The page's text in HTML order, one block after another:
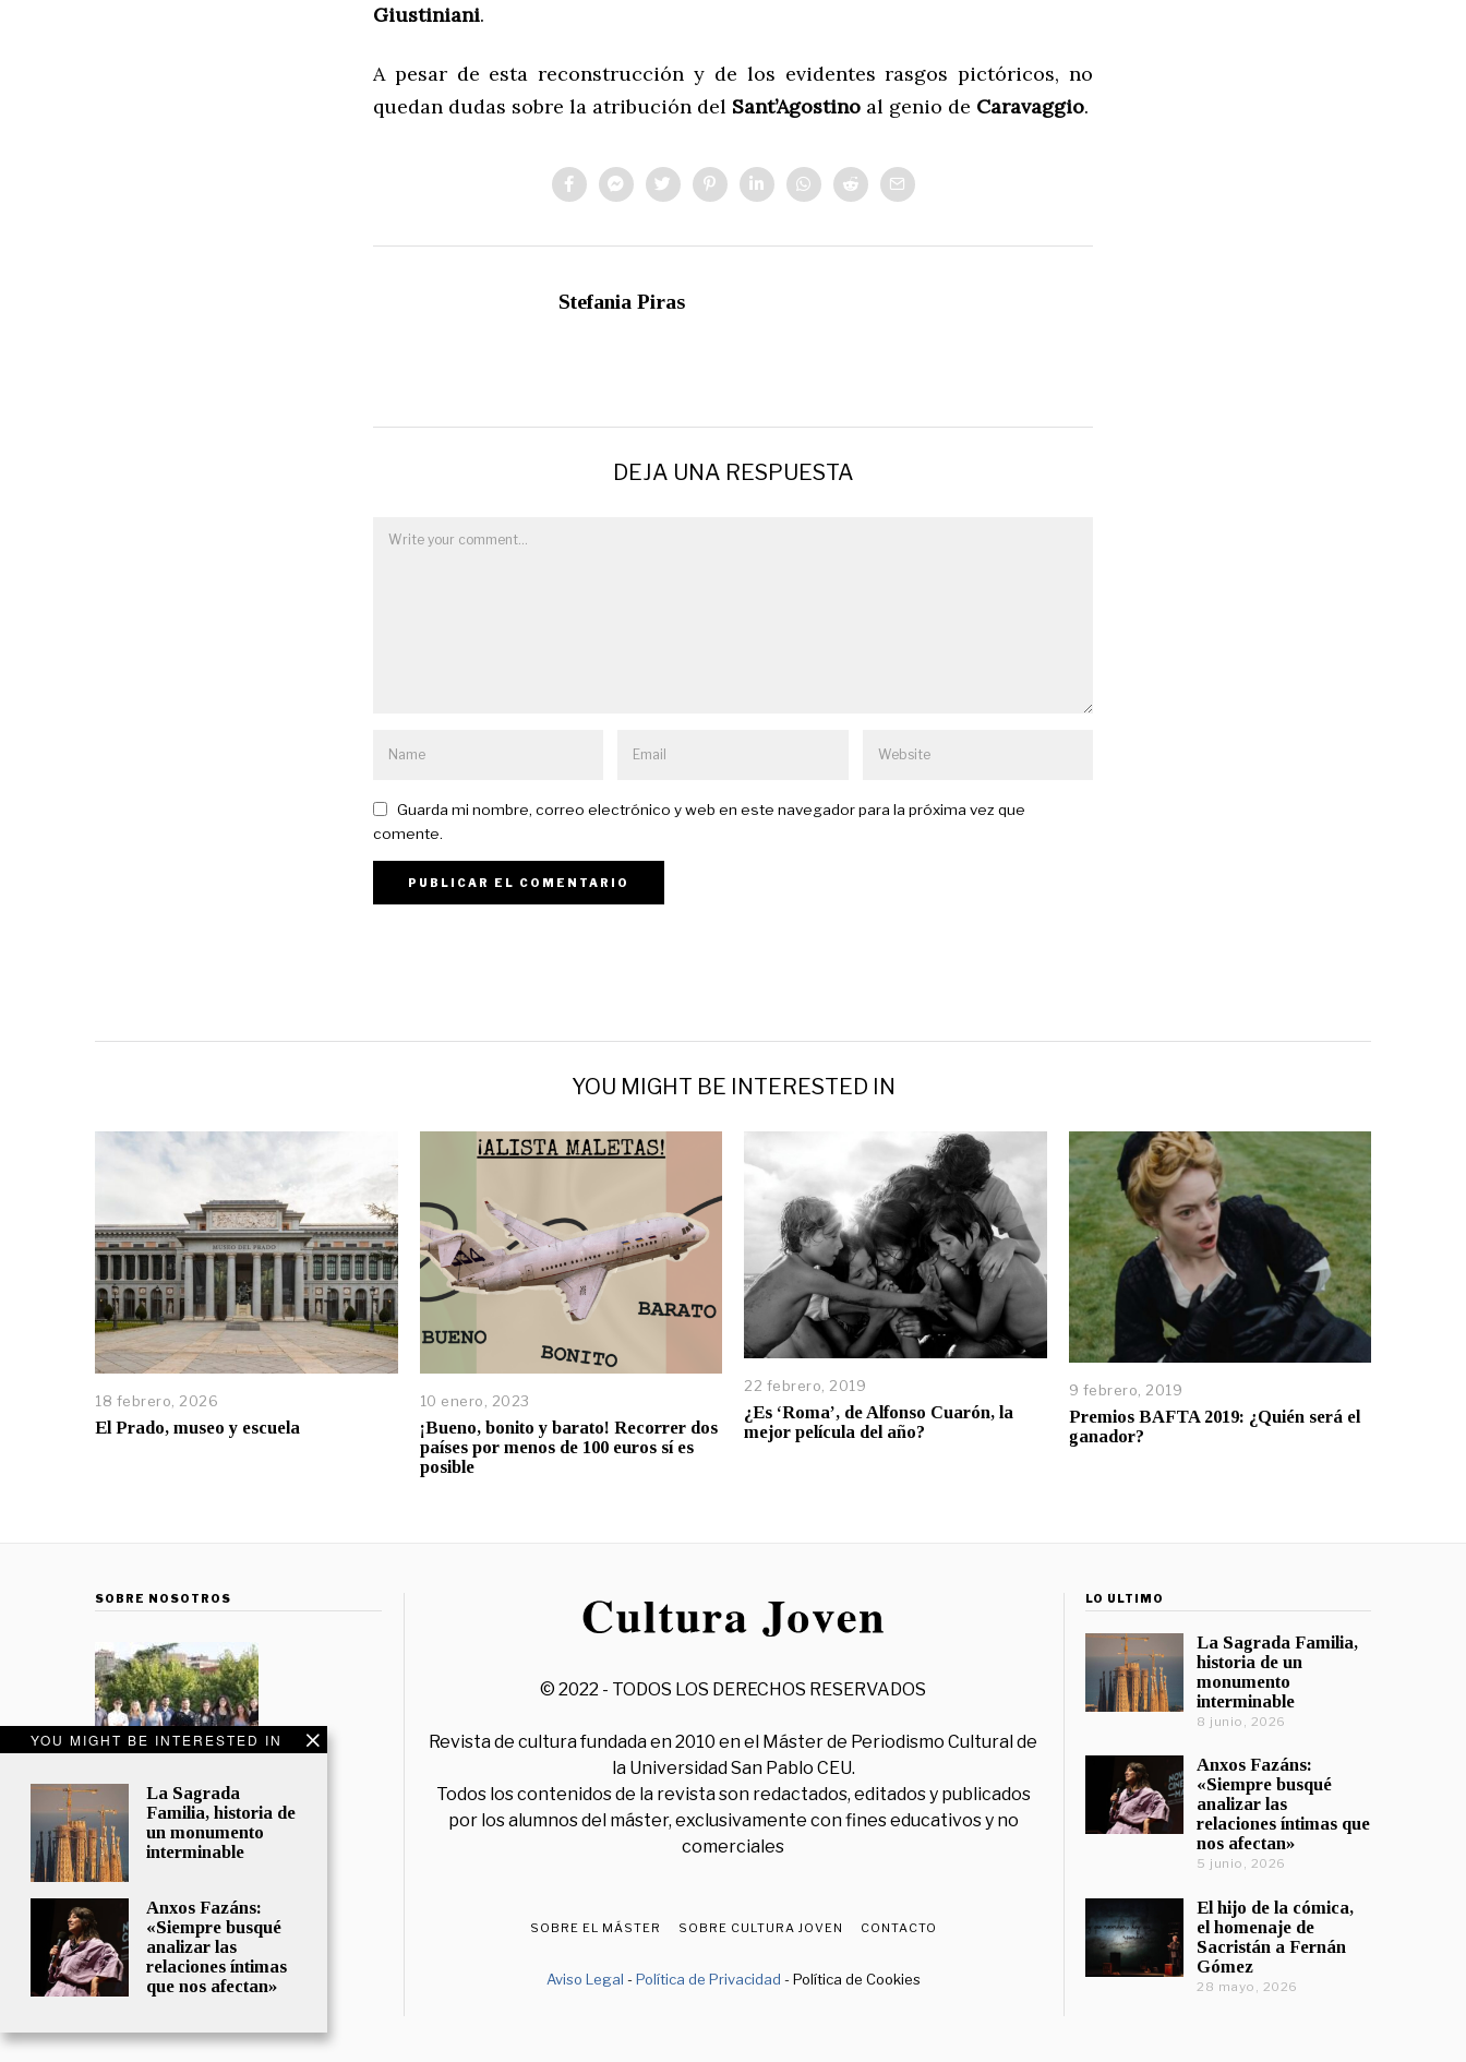
Giustiniani.
A pesar de esta reconstrucción y de los evidentes rasgos pictóricos, no
quedan dudas sobre la atribución del Sant’Agostino al genio de Caravaggio.
Stefania Piras
DEJA UNA RESPUESTA
Guarda mi nombre, correo electrónico y web en este navegador para la próxima vez que
comente.
YOU MIGHT BE INTERESTED IN
La Sagrada
Familia, historia de
un monumento
interminable
Anxos Fazáns:
«Siempre busqué
analizar las
relaciones íntimas
que nos afectan»
YOU MIGHT BE INTERESTED IN
18 febrero, 2026
El Prado, museo y escuela
10 enero, 2023
¡Bueno, bonito y barato! Recorrer dos
países por menos de 100 euros sí es
posible
22 febrero, 2019
¿Es ‘Roma’, de Alfonso Cuarón, la
mejor película del año?
9 febrero, 2019
Premios BAFTA 2019: ¿Quién será el
ganador?
SOBRE NOSOTROS
© 2022 - TODOS LOS DERECHOS RESERVADOS
Revista de cultura fundada en 2010 en el Máster de Periodismo Cultural de
la Universidad San Pablo CEU.
Todos los contenidos de la revista son redactados, editados y publicados
por los alumnos del máster, exclusivamente con fines educativos y no
comerciales
SOBRE EL MÁSTER SOBRE CULTURA JOVEN CONTACTO
Aviso Legal - Política de Privacidad - Política de Cookies
LO ÚLTIMO
La Sagrada Familia,
historia de un
monumento
interminable
8 junio, 2026
Anxos Fazáns:
«Siempre busqué
analizar las
relaciones íntimas que
nos afectan»
5 junio, 2026
El hijo de la cómica,
el homenaje de
Sacristán a Fernán
Gómez
28 mayo, 2026